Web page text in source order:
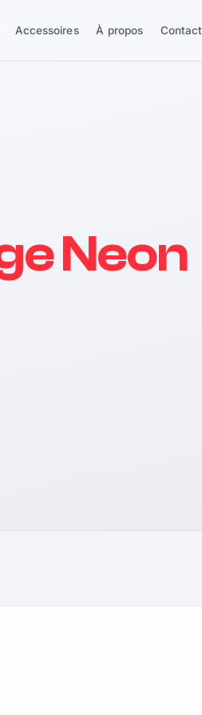
Accessoires À propos Contact
Neon